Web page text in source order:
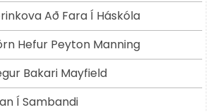
Að Fara Í Háskóla
Hefur Peyton Manning
Bakari Mayfield
Í Sambandi